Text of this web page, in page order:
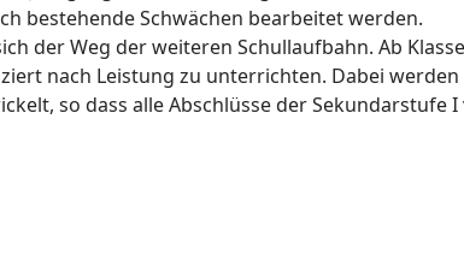
bestehende Schwächen bearbeitet werden.
der Weg der weiteren Schullaufbahn. Ab
nach Leistung zu unterrichten. Dabei
so dass alle Abschlüsse der Sekundarstufe